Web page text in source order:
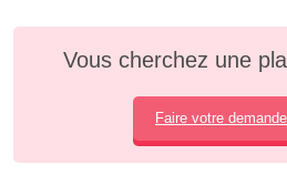
Vous cherchez une
Faire votre